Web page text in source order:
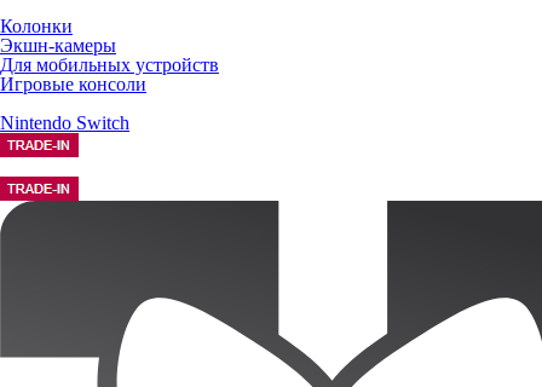
Колонки
Экшн-камеры
Для мобильных устройств
Игровые консоли
Nintendo Switch